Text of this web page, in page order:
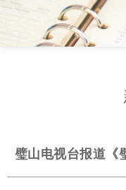
璧山电视台报道《